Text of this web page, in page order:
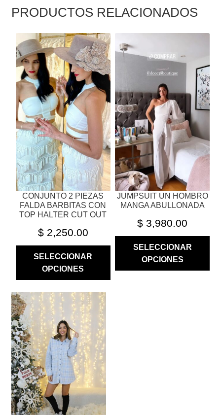
PRODUCTOS RELACIONADOS
CONJUNTO 2 PIEZAS
FALDA BARBITAS CON
TOP HALTER CUT OUT
$2,250.00
SELECCIONAR
OPCIONES
ESTE
PRODUCTO
TIENE
MÚLTIPLES
VARIANTES.
LAS
OPCIONES
SE
PUEDEN
ELEGIR
EN
LA
PÁGINA
DE
PRODUCTO
JUMPSUIT UN HOMBRO
MANGA ABULLONADA
$ 3,980.00
SELECCIONAR
OPCIONES
PRODUCTO
MÚLTIPLES
VARIANTES.
LAS
OPCIONES
SE
PUEDEN
ELEGIR
EN
LA
PÁGINA
DE
ESTE
PRODUCTO
TIENE
MÚLTIPLES
VARIANTES.
LAS
OPCIONES
SE
PUEDEN
ELEGIR